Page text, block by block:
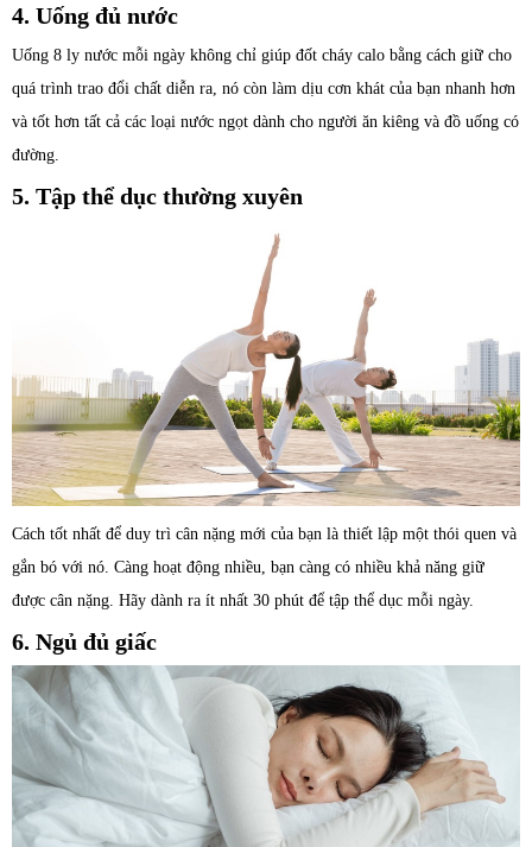
4. Uống đủ nước
Uống 8 ly nước mỗi ngày không chỉ giúp đốt cháy calo bằng cách giữ cho
quá trình trao đổi chất diễn ra, nó còn làm dịu cơn khát của bạn nhanh hơn
và tốt hơn tất cả các loại nước ngọt dành cho người ăn kiêng và đồ uống có
đường.
5. Tập thể dục thường xuyên
Cách tốt nhất để duy trì cân nặng mới của bạn là thiết lập một thói quen và
gắn bó với nó. Càng hoạt động nhiều, bạn càng có nhiều khả năng giữ
được cân nặng. Hãy dành ra ít nhất 30 phút để tập thể dục mỗi ngày.
6. Ngủ đủ giấc